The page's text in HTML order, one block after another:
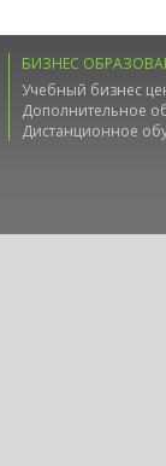
БИЗНЕС
Учебный бизнес
Дополнительное
Дистанционное